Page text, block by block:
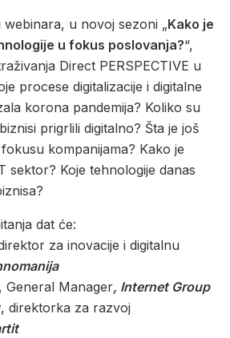
u novoj sezoni „Kako je
u fokus poslovanja?“,
Direct PERSPECTIVE u
procese digitalizacije i digitalne
korona pandemija? Koliko su
prigrlili digitalno? Šta je još
kompanijama? Kako je
sektor? Koje tehnologije danas
dat će:
za inovacije i digitalnu
, General Manager, Internet Group
, direktorka za razvoj